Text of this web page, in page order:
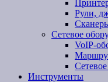
Рули,
Сетевое
VoIP-
Инструменты